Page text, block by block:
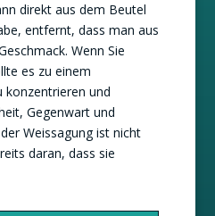
direkt aus dem Beutel
entfernt, dass man aus
Wenn Sie
es zu einem
und
Gegenwart und
Weissagung ist nicht
daran, dass sie